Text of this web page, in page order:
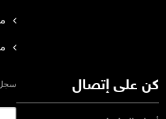
كن على إتصال سجل